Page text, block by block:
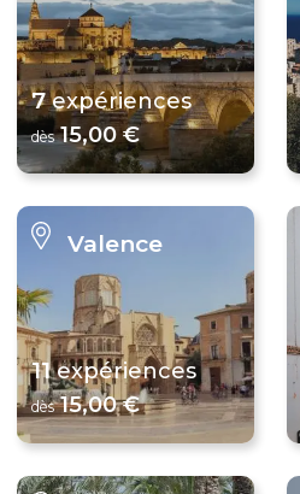
7expériences
dès15,00 €
Valence
11expériences
dès15,00 €